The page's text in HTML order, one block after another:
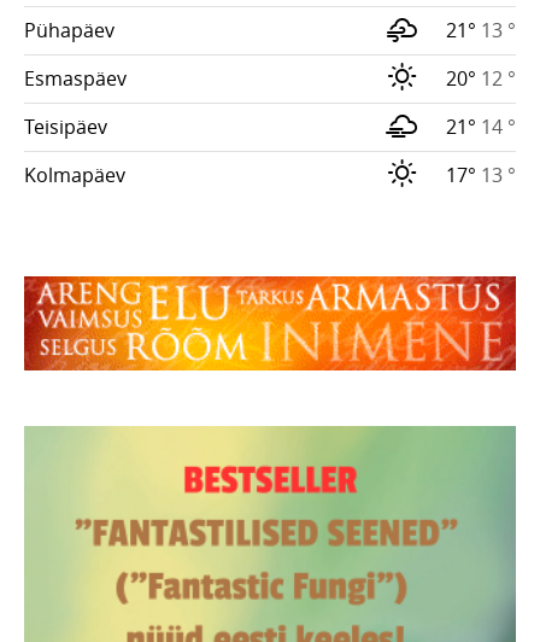
Pühapäev
21° 13 °
Esmaspäev
20° 12 °
Teisipäev
21° 14 °
Kolmapäev
17° 13 °